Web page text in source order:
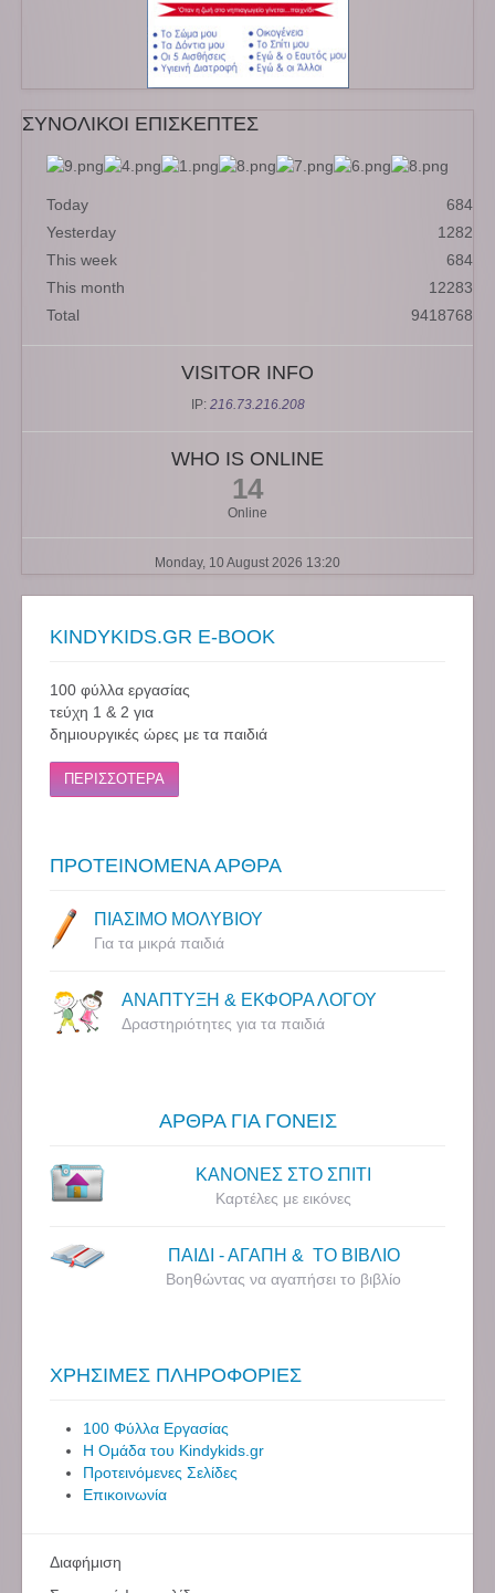
ΣΥΝΟΛΙΚΟΙ ΕΠΙΣΚΕΠΤΕΣ
Today
684
Yesterday
1282
This week
684
This month
12283
Total
9418768
VISITOR INFO
IP: 216.73.216.208
WHO IS ONLINE
14
Online
Monday, 10 August 2026 13:20
KINDYKIDS.GR E-BOOK
100 φύλλα εργασίας
τεύχη 1 & 2 για
δημιουργικές ώρες με τα παιδιά
ΠΕΡΙΣΣΟΤΕΡΑ
ΠΡΟΤΕΙΝΟΜΕΝΑ ΑΡΘΡΑ
ΠΙΑΣΙΜΟ ΜΟΛΥΒΙΟΥ
Για τα μικρά παιδιά
ΑΝΑΠΤΥΞΗ & ΕΚΦΟΡΑ ΛΟΓΟΥ
Δραστηριότητες για τα παιδιά
ΑΡΘΡΑ ΓΙΑ ΓΟΝΕΙΣ
ΚΑΝΟΝΕΣ ΣΤΟ ΣΠΙΤΙ
Καρτέλες με εικόνες
ΠΑΙΔΙ - ΑΓΑΠΗ & ΤΟ ΒΙΒΛΙΟ
Βοηθώντας να αγαπήσει το βιβλίο
ΧΡΗΣΙΜΕΣ ΠΛΗΡΟΦΟΡΙΕΣ
100 Φύλλα Εργασίας
Η Ομάδα του Kindykids.gr
Προτεινόμενες Σελίδες
Επικοινωνία
Διαφήμιση